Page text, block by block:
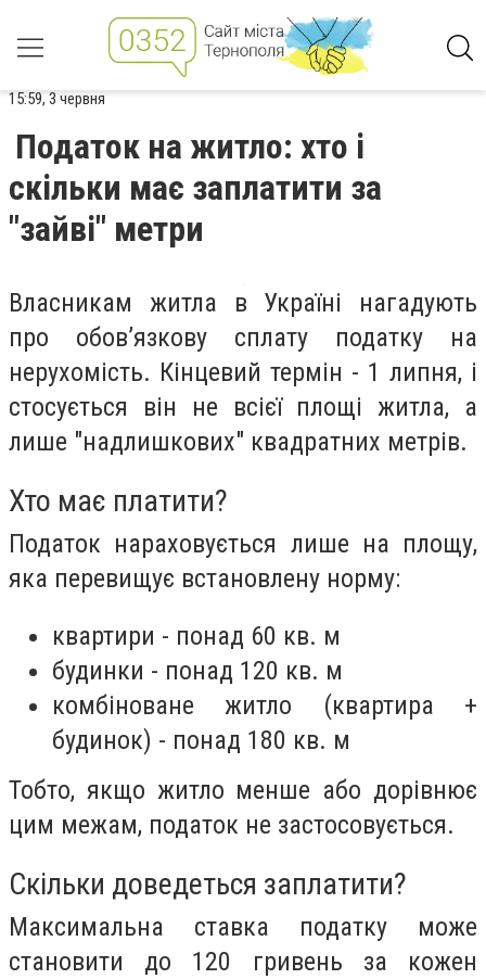
15:59, 3 червня
Податок на житло: хто і
скільки має заплатити за
"зайві" метри
Власникам житла в Україні нагадують
про обов’язкову сплату податку на
нерухомість. Кінцевий термін - 1 липня, і
стосується він не всієї площі житла, а
лише "надлишкових" квадратних метрів.
Хто має платити?
Податок нараховується лише на площу,
яка перевищує встановлену норму:
квартири - понад 60 кв. м
будинки - понад 120 кв. м
комбіноване житло (квартира +
будинок) - понад 180 кв. м
Тобто, якщо житло менше або дорівнює
цим межам, податок не застосовується.
Скільки доведеться заплатити?
Максимальна ставка податку може
становити до 120 гривень за кожен